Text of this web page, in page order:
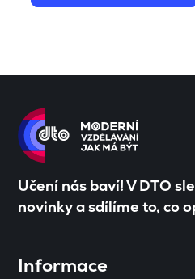
Učení nás baví! V DTO
novinky a sdílíme to, co
Informace